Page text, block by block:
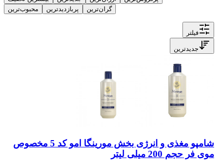
محبوب‌ترین
پربازدیدترین گران‌ترین
فیلتر
جدیدترین
شامپو مغذی و انرژی ‌بخش مورینگا امو کد 5 مخصوص
موی فر حجم 200 میلی لیتر